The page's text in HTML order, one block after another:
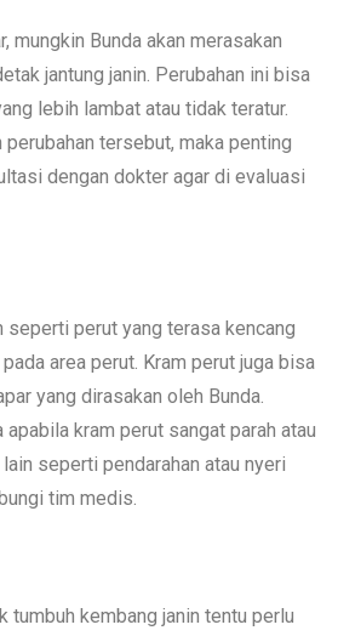
mungkin Bunda akan merasakan
jantung janin. Perubahan ini bisa
lebih lambat atau tidak teratur.
tersebut, maka penting
dengan dokter agar di evaluasi
seperti perut yang terasa kencang
area perut. Kram perut juga bisa
yang dirasakan oleh Bunda.
apabila kram perut sangat parah atau
seperti pendarahan atau nyeri
tim medis.
tumbuh kembang janin tentu perlu